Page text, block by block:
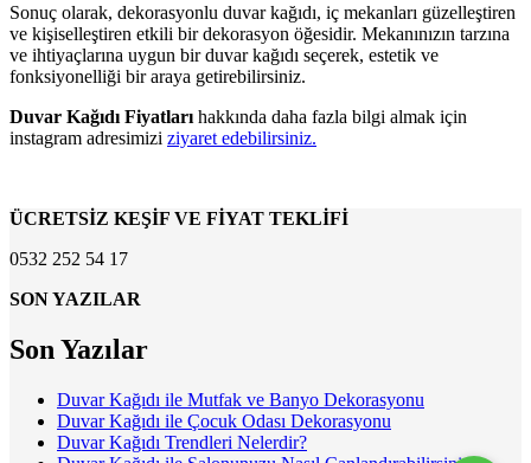
Sonuç olarak, dekorasyonlu duvar kağıdı, iç mekanları güzelleştiren
ve kişiselleştiren etkili bir dekorasyon öğesidir. Mekanınızın tarzına
ve ihtiyaçlarına uygun bir duvar kağıdı seçerek, estetik ve
fonksiyonelliği bir araya getirebilirsiniz.
Duvar Kağıdı Fiyatları hakkında daha fazla bilgi almak için
instagram adresimizi ziyaret edebilirsiniz.
ÜCRETSİZ KEŞİF VE FİYAT TEKLİFİ
0532 252 54 17
SON YAZILAR
Son Yazılar
Duvar Kağıdı ile Mutfak ve Banyo Dekorasyonu
Duvar Kağıdı ile Çocuk Odası Dekorasyonu
Duvar Kağıdı Trendleri Nelerdir?